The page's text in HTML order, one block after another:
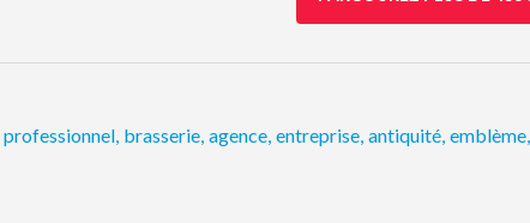
professionnel, brasserie, agence, entreprise, antiquité, emblème,